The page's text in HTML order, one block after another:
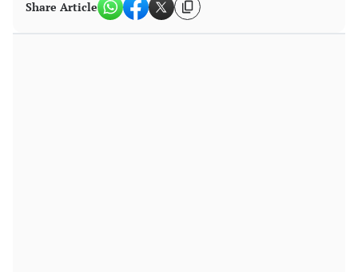
Share Article